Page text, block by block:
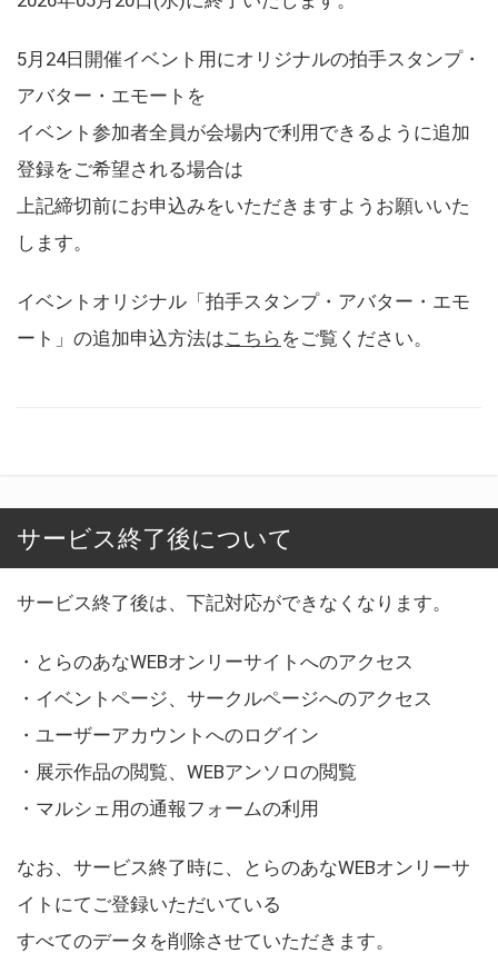
5月24日開催イベント用にオリジナルの拍手スタンプ・
アバター・エモートを
イベント参加者全員が会場内で利用できるように追加
登録をご希望される場合は
上記締切前にお申込みをいただきますようお願いいた
します。
イベントオリジナル「拍手スタンプ・アバター・エモ
ート」の追加申込方法はこちら をご覧ください。
サービス終了後について
サービス終了後は、下記対応ができなくなります。
・とらのあなWEBオンリーサイトへのアクセス
・イベントページ、サークルページへのアクセス
・ユーザーアカウントへのログイン
・展示作品の閲覧、WEBアンソロの閲覧
・マルシェ用の通報フォームの利用
なお、サービス終了時に、とらのあなWEBオンリーサ
イトにてご登録いただいている
すべてのデータを削除させていただきます。